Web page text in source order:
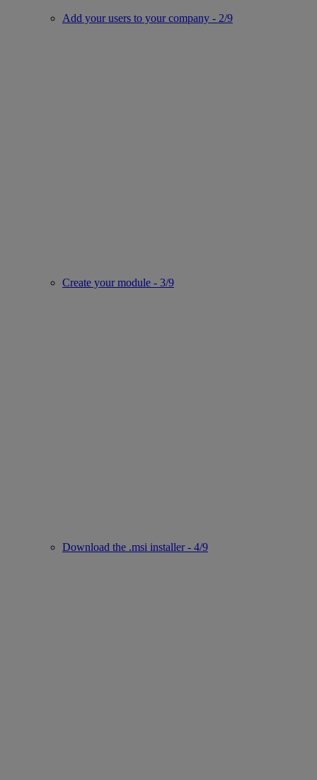
Add your users to your company - 2/9
Create your module - 3/9
Download the .msi installer - 4/9